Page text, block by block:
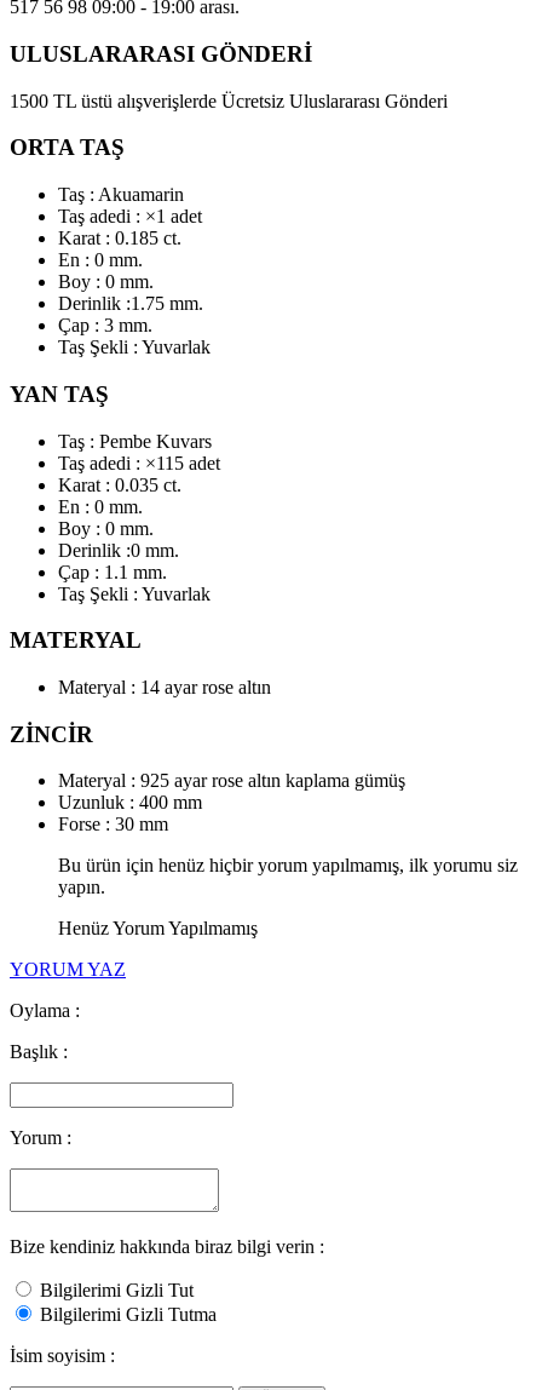
517 56 98 09:00 - 19:00 arası.
ULUSLARARASI GÖNDERİ
1500 TL üstü alışverişlerde Ücretsiz Uluslararası Gönderi
ORTA TAŞ
Taş : Akuamarin
Taş adedi : ×1 adet
Karat : 0.185 ct.
En : 0 mm.
Boy : 0 mm.
Derinlik :1.75 mm.
Çap : 3 mm.
Taş Şekli : Yuvarlak
YAN TAŞ
Taş : Pembe Kuvars
Taş adedi : ×115 adet
Karat : 0.035 ct.
En : 0 mm.
Boy : 0 mm.
Derinlik :0 mm.
Çap : 1.1 mm.
Taş Şekli : Yuvarlak
MATERYAL
Materyal : 14 ayar rose altın
ZİNCİR
Materyal : 925 ayar rose altın kaplama gümüş
Uzunluk : 400 mm
Forse : 30 mm
Bu ürün için henüz hiçbir yorum yapılmamış, ilk yorumu siz
yapın.
Henüz Yorum Yapılmamış
YORUM YAZ
Oylama :
Başlık :
Yorum :
Bize kendiniz hakkında biraz bilgi verin :
Bilgilerimi Gizli Tut
Bilgilerimi Gizli Tutma
İsim soyisim :